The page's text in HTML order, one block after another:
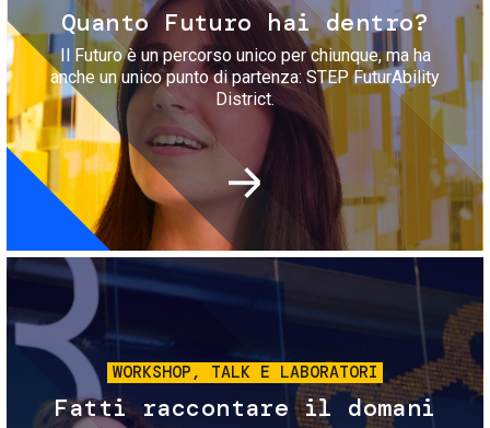
Quanto Futuro hai dentro?
Il Futuro è un percorso unico per chiunque, ma ha
anche un unico punto di partenza: STEP FuturAbility
District.
Immagine
WORKSHOP, TALK E LABORATORI
Fatti raccontare il domani